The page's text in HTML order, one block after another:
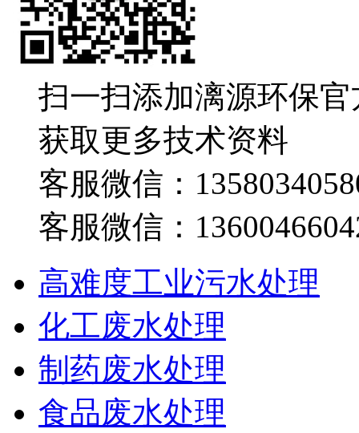
扫一扫添加漓源环保
获取更多技术资料
客服微信：
客服微信：
高难度工业污水处理
化工废水处理
制药废水处理
食品废水处理